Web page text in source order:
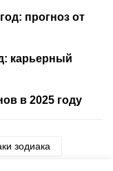
прогноз от
карьерный
в 2025 году
зодиака